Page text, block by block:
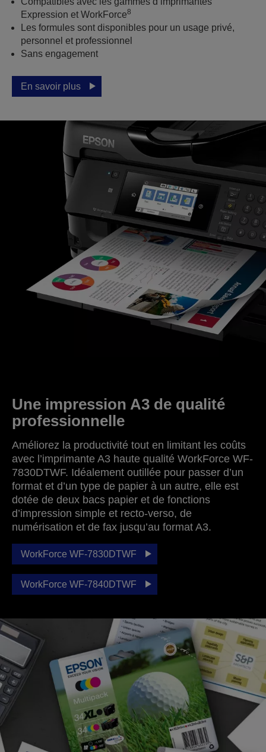
Expression et WorkForce8
Les formules sont disponibles pour un usage privé,
personnel et professionnel
Sans engagement
En savoir plus
Une impression A3 de qualité
professionnelle
Améliorez la productivité tout en limitant les coûts
avec l’imprimante A3 haute qualité WorkForce WF-
7830DTWF. Idéalement outillée pour passer d’un
format et d’un type de papier à un autre, elle est
dotée de deux bacs papier et de fonctions
d’impression simple et recto-verso, de
numérisation et de fax jusqu’au format A3.
WorkForce WF-7830DTWF
WorkForce WF-7840DTWF